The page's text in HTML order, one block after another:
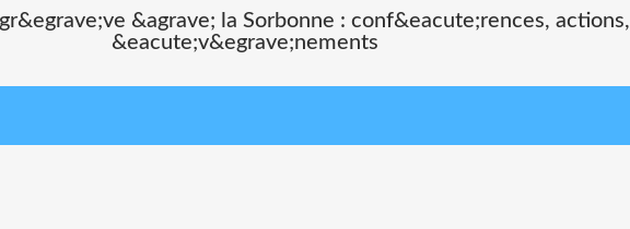
&agrave; la Sorbonne : conf&eacute;rences, actions,
&eacute;v&egrave;nements